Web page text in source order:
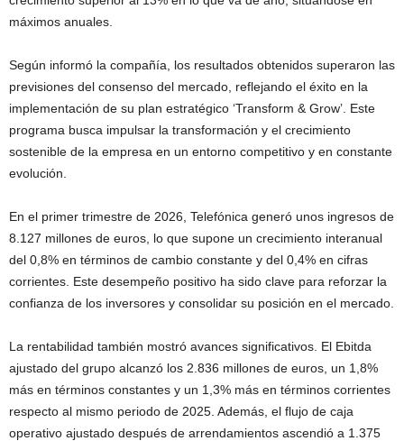
máximos anuales.
Según informó la compañía, los resultados obtenidos superaron las
previsiones del consenso del mercado, reflejando el éxito en la
implementación de su plan estratégico ‘Transform & Grow’. Este
programa busca impulsar la transformación y el crecimiento
sostenible de la empresa en un entorno competitivo y en constante
evolución.
En el primer trimestre de 2026, Telefónica generó unos ingresos de
8.127 millones de euros, lo que supone un crecimiento interanual
del 0,8% en términos de cambio constante y del 0,4% en cifras
corrientes. Este desempeño positivo ha sido clave para reforzar la
confianza de los inversores y consolidar su posición en el mercado.
La rentabilidad también mostró avances significativos. El Ebitda
ajustado del grupo alcanzó los 2.836 millones de euros, un 1,8%
más en términos constantes y un 1,3% más en términos corrientes
respecto al mismo periodo de 2025. Además, el flujo de caja
operativo ajustado después de arrendamientos ascendió a 1.375